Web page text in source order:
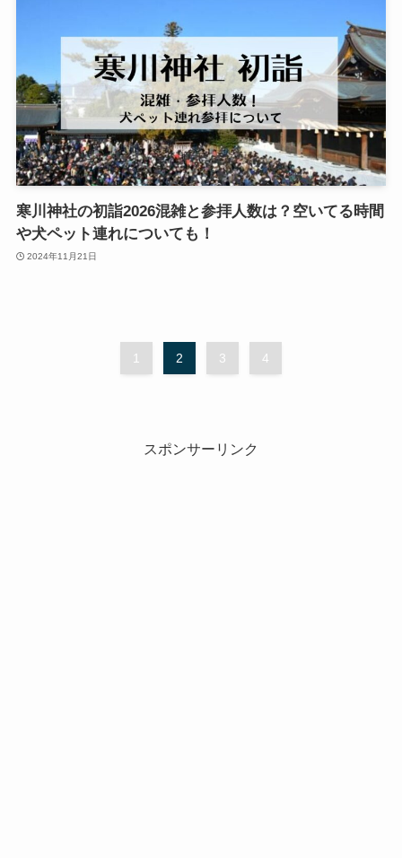
寒川神社の初詣2026混雑と参拝人数は？空いてる時間
や犬ペット連れについても！
2024年11月21日
1 2 3 4
スポンサーリンク